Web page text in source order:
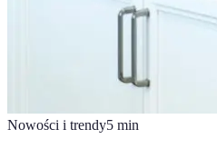
Nowości i trendy5 min